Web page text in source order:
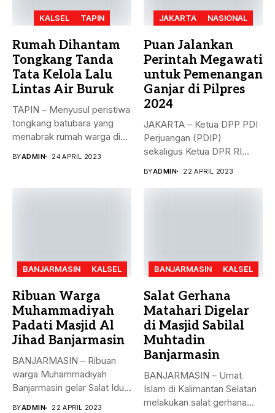
KALSEL TAPIN
Rumah Dihantam
Tongkang Tanda
Tata Kelola Lalu
Lintas Air Buruk
TAPIN – Menyusul peristiwa
tongkang batubara yang
menabrak rumah warga di
BYADMIN 24 APRIL 2023
JAKARTA NASIONAL
Puan Jalankan
Perintah Megawati
untuk Pemenangan
Ganjar di Pilpres
2024
JAKARTA – Ketua DPP PDI
Perjuangan (PDIP)
sekaligus Ketua DPR RI
BYADMIN 22 APRIL 2023
BANJARMASIN KALSEL
Ribuan Warga
Muhammadiyah
Padati Masjid Al
Jihad Banjarmasin
BANJARMASIN – Ribuan
warga Muhammadiyah
Banjarmasin gelar Salat Idul
BYADMIN 22 APRIL 2023
BANJARMASIN KALSEL
Salat Gerhana
Matahari Digelar
di Masjid Sabilal
Muhtadin
Banjarmasin
BANJARMASIN – Umat
Islam di Kalimantan Selatan
melakukan salat gerhana